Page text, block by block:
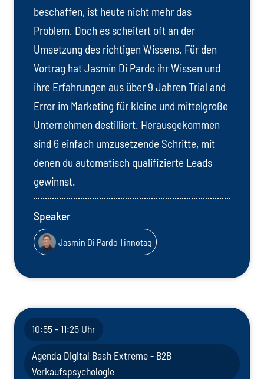
beschaffen, ist heute nicht mehr das
Problem. Doch es scheitert oft an der
Umsetzung des richtigen Wissens. Für den
Vortrag hat Jasmin Di Pardo ihr Wissen und
ihre Erfahrungen aus über 9 Jahren Trial and
Error im Marketing für kleine und mittelgroße
Unternehmen destilliert. Herausgekommen
sind 6 einfach umzusetzende Schritte, mit
denen du automatisch qualifizierte Leads
gewinnst.
Speaker
Jasmin Di Pardo | innotag
10:55 - 11:25 Uhr
Agenda Digital Bash Extreme - B2B
Verkaufspsychologie